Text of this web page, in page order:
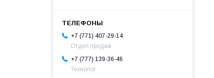
+7 (771) 407-29-14
Отдел продаж
+7 (777) 139-36-46
Технолог